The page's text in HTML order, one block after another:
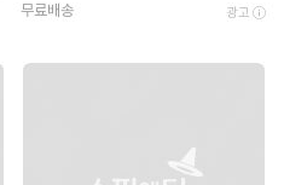
무료배송
광고